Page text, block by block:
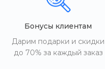
Бонусы клиентам
Дарим подарки и скидки
до 70% за каждый заказ